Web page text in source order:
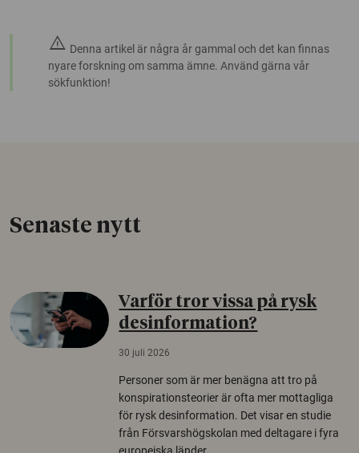
warning Denna artikel är några år gammal och det kan finnas
nyare forskning om samma ämne. Använd gärna vår
sökfunktion!
Senaste nytt
Varför tror vissa på rysk
desinformation?
30 juli 2026
Personer som är mer benägna att tro på
konspirationsteorier är ofta mer mottagliga
för rysk desinformation. Det visar en studie
från Försvarshögskolan med deltagare i fyra